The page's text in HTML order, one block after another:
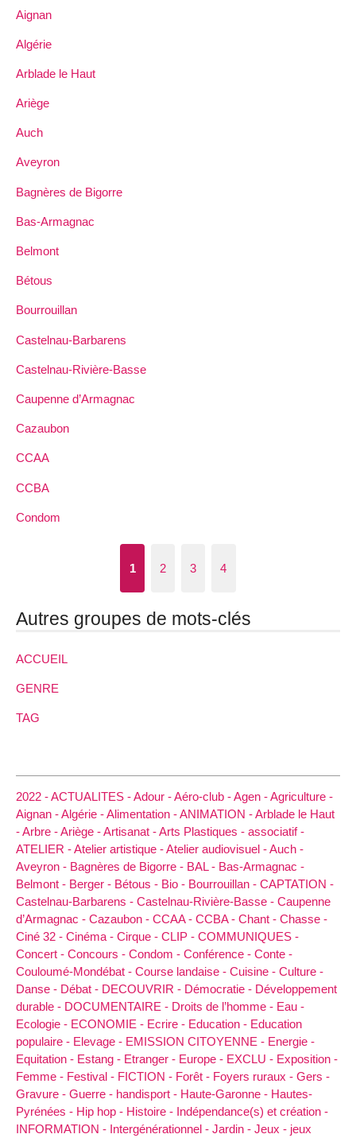
Aignan
Algérie
Arblade le Haut
Ariège
Auch
Aveyron
Bagnères de Bigorre
Bas-Armagnac
Belmont
Bétous
Bourrouillan
Castelnau-Barbarens
Castelnau-Rivière-Basse
Caupenne d’Armagnac
Cazaubon
CCAA
CCBA
Condom
1 2 3 4
Autres groupes de mots-clés
ACCUEIL
GENRE
TAG
2022 -ACTUALITES -Adour -Aéro-club -Agen -Agriculture -
Aignan -Algérie -Alimentation -ANIMATION -Arblade le Haut
-Arbre -Ariège -Artisanat -Arts Plastiques - associatif -
ATELIER -Atelier artistique -Atelier audiovisuel -Auch -
Aveyron - Bagnères de Bigorre - BAL - Bas-Armagnac -
Belmont - Berger - Bétous - Bio - Bourrouillan - CAPTATION -
Castelnau-Barbarens - Castelnau-Rivière-Basse - Caupenne
d’Armagnac - Cazaubon - CCAA - CCBA - Chant - Chasse -
Ciné 32 - Cinéma - Cirque - CLIP - COMMUNIQUES -
Concert - Concours - Condom - Conférence - Conte -
Couloumé-Mondébat - Course landaise - Cuisine - Culture -
Danse - Débat - DECOUVRIR - Démocratie - Développement
durable - DOCUMENTAIRE - Droits de l’homme - Eau -
Ecologie - ECONOMIE - Ecrire - Education - Education
populaire - Elevage - EMISSION CITOYENNE - Energie -
Equitation - Estang - Etranger - Europe - EXCLU - Exposition -
Femme - Festival - FICTION - Forêt - Foyers ruraux - Gers -
Gravure - Guerre - handisport - Haute-Garonne - Hautes-
Pyrénées - Hip hop - Histoire - Indépendance(s) et création -
INFORMATION - Intergénérationnel - Jardin - Jeux - jeux